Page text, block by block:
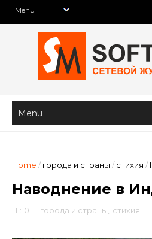
Home / города и страны / стихия /
Наводнение в
11:10 - города и страны стихия